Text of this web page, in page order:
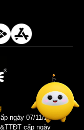
ngày 07/11/2025 |
cấp ngày